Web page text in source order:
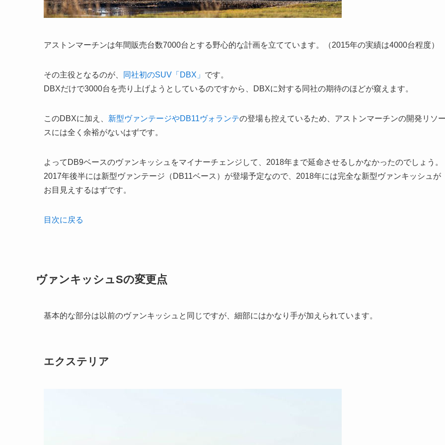
アストンマーチンは年間販売台数7000台とする野心的な計画を立てています。（2015年の実績は4000台程度）
その主役となるのが、 同社初のSUV「DBX」 です。
DBXだけで3000台を売り上げようとしているのですから、DBXに対する同社の期待のほどが窺えます。
このDBXに加え、 新型ヴァンテージやDB11ヴォランテの登場も控えているため、アストンマーチンの開発リソ
スには全く余裕がないはずです。
よってDB9ベースのヴァンキッシュをマイナーチェンジして、2018年まで延命させるしかなかったのでしょう。
2017年後半には新型ヴァンテージ（DB11ベース）が登場予定なので、2018年には完全な新型ヴァンキッシュが
お目見えするはずです。
目次に戻る
ヴァンキッシュSの変更点
基本的な部分は以前のヴァンキッシュと同じですが、細部にはかなり手が加えられています。
エクステリア